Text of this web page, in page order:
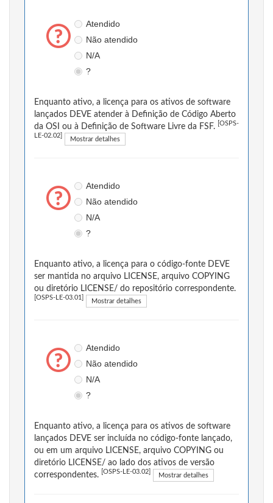
Atendido
Não atendido
N/A
?
Enquanto ativo, a licença para os ativos de software
lançados DEVE atender à Definição de Código Aberto
da OSI ou à Definição de Software Livre da FSF.
[OSPS-
LE-02.02] Mostrar detalhes
Atendido
Não atendido
N/A
?
Enquanto ativo, a licença para o código-fonte DEVE
ser mantida no arquivo LICENSE, arquivo COPYING
ou diretório LICENSE/ do repositório correspondente.
[OSPS-LE-03.01] Mostrar detalhes
Atendido
Não atendido
N/A
?
Enquanto ativo, a licença para os ativos de software
lançados DEVE ser incluída no código-fonte lançado,
ou em um arquivo LICENSE, arquivo COPYING ou
diretório LICENSE/ ao lado dos ativos de versão
correspondentes.
[OSPS-LE-03.02] Mostrar detalhes